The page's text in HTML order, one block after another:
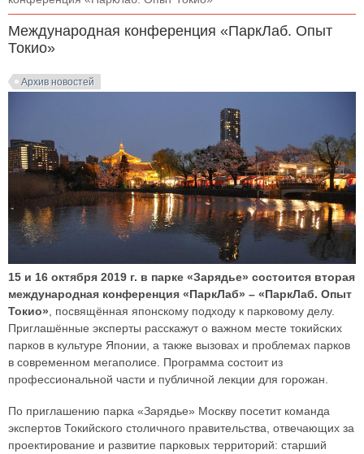
Международная конференция «ПаркЛаб. Опыт
Токио»
Архив новостей
15 и 16 октября 2019 г. в парке «Зарядье» состоится вторая
международная конференция «ПаркЛаб» – «ПаркЛаб. Опыт
Токио» , посвящённая японскому подходу к парковому делу.
Приглашённые эксперты расскажут о важном месте токийских
парков в культуре Японии, а также вызовах и проблемах парков
в современном мегаполисе. Программа состоит из
профессиональной части и публичной лекции для горожан.
По приглашению парка «Зарядье» Москву посетит команда
экспертов Токийского столичного правительства, отвечающих за
проектирование и развитие парковых территорий: старший